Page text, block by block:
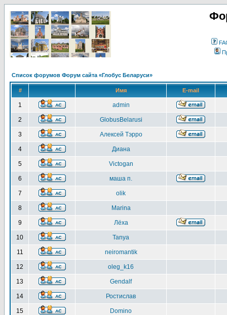
Список форумов Форум сайта «Глобус Беларуси»
# Имя E-mail
1 admin
2 GlobusBelarusi
3 Алексей Тэрро
4 Диана
5 Victogan
6 маша п.
7 olik
8 Marina
9 Лёха
10 Tanya
11 neiromantik
12 oleg_k16
13 Gendalf
14 Ростислав
15 Domino